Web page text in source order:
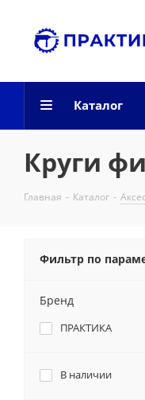
Каталог
Круги
Главная - Каталог -
Фильтр по
Бренд
ПРАКТИКА
В наличии